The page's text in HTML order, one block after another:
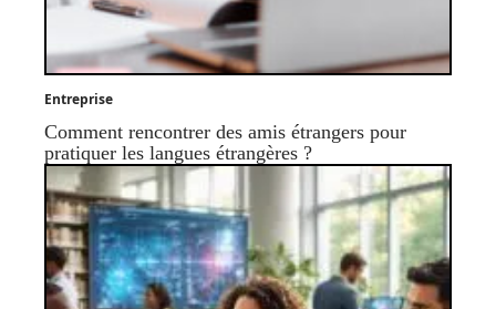
Entreprise
Comment rencontrer des amis étrangers pour
pratiquer les langues étrangères ?